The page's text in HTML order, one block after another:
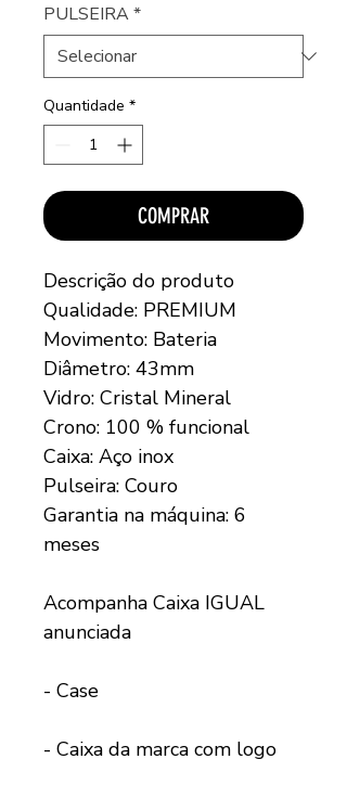
PULSEIRA*
Quantidade *
COMPRAR
Descrição do produto
Qualidade: PREMIUM
Movimento: Bateria
Diâmetro: 43mm
Vidro: Cristal Mineral
Crono: 100 % funcional
Caixa: Aço inox
Pulseira: Couro
Garantia na máquina: 6
meses
Acompanha Caixa IGUAL
anunciada
- Case
- Caixa da marca com logo